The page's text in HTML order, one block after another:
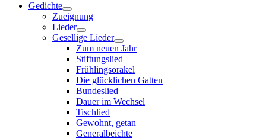
Gedichte
Zueignung
Lieder
Gesellige Lieder
Zum neuen Jahr
Stiftungslied
Frühlingsorakel
Die glücklichen Gatten
Bundeslied
Dauer im Wechsel
Tischlied
Gewohnt, getan
Generalbeichte